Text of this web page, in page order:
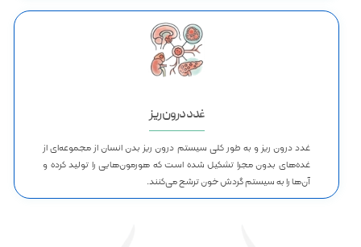
غدد درون ریز
غدد درون ریز و به طور کلی سیستم درون ریز بدن انسان از مجموعه‌ای از
غده‌های بدون مجرا تشکیل شده است که هورمون‌هایی را تولید کرده و
آن‌ها را به سیستم گردش خون ترشح می‌کنند.